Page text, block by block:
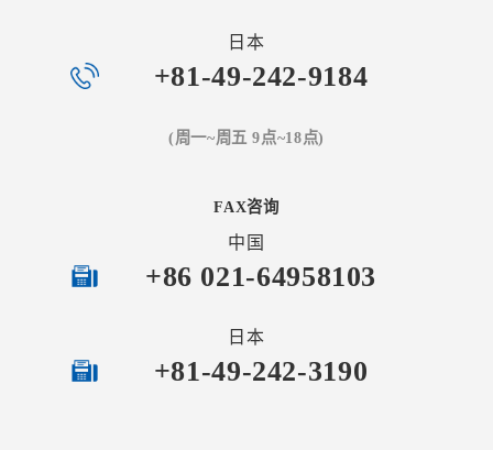
日本
+81-49-242-9184
(周一~周五 9点~18点)
FAX咨询
中国
+86 021-64958103
日本
+81-49-242-3190